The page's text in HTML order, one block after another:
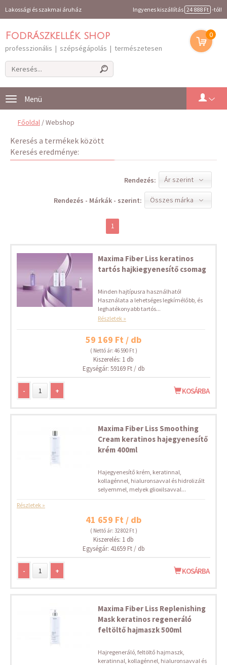
Lakossági és szakmai áruház Ingyenes kiszállítás 24 888 Ft -tól!
Fodrászkellék shop
professzionális | szépségápolás | természetesen
0
Toggle
navigation
Főoldal / Webshop
Keresés a termékek között
Keresés eredménye:
Ár szerint
Rendezés:
Összes márka
Rendezés - Márkák - szerint:
1
Maxima Fiber Liss keratinos
tartós hajkiegyenesítő csomag
Minden hajtípusra használható!
Használata a lehetséges legkímélőbb, és
leghatékonyabb tartós...
Részletek »
59 169 Ft / db
( Nettó ár: 46 590 Ft )
Kiszerelés: 1 db
Egységár: 59169 Ft / db
- + KOSÁRBA
Maxima Fiber Liss Smoothing
Cream keratinos hajegyenesítő
krém 400ml
Hajegyenesítő krém, keratinnal,
kollagénnel, hialuronsavval és hidrolizált
selyemmel, melyek glioxilsavval...
Részletek »
41 659 Ft / db
( Nettó ár: 32 802 Ft )
Kiszerelés: 1 db
Egységár: 41659 Ft / db
- + KOSÁRBA
Maxima Fiber Liss Replenishing
Mask keratinos regeneráló
feltöltő hajmaszk 500ml
Hajregeneráló, feltöltő hajmaszk,
keratinnal, kollagénnel, hialuronsavval és